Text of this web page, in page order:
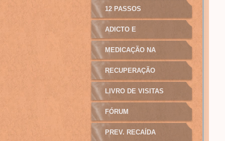
12 PASSOS
ADICTO E
MANIPULAÇÃO
MEDICAÇÃO NA
ADICÇÃO
RECUPERAÇÃO
LIVRO DE VISITAS
FÓRUM
PREV. RECAÍDA